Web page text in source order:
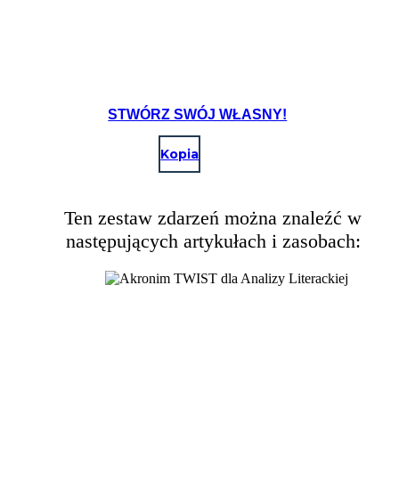
STWÓRZ SWÓJ WŁASNY!
Kopia
Ten zestaw zdarzeń można znaleźć w
następujących artykułach i zasobach: